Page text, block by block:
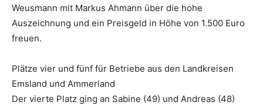
Weusmann mit Markus Ahmann über die hohe
Auszeichnung und ein Preisgeld in Höhe von 1.500 Euro
freuen.
Plätze vier und fünf für Betriebe aus den Landkreisen
Emsland und Ammerland
Der vierte Platz ging an Sabine (49) und Andreas (48)